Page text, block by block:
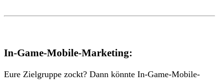
In-Game-Mobile-Marketing:
Eure Zielgruppe zockt? Dann könnte In-Game-Mobile-